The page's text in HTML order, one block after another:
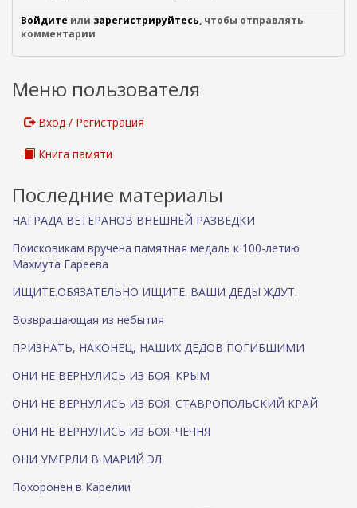
а
Войдите или зарегистрируйтесь, чтобы отправлять
комментарии
Меню пользователя
Вход / Регистрация
Книга памяти
Последние материалы
НАГРАДА ВЕТЕРАНОВ ВНЕШНЕЙ РАЗВЕДКИ
Поисковикам вручена памятная медаль к 100-летию
Махмута Гареева
ИЩИТЕ.ОБЯЗАТЕЛЬНО ИЩИТЕ. ВАШИ ДЕДЫ ЖДУТ.
Возвращающая из небытия
ПРИЗНАТЬ, НАКОНЕЦ, НАШИХ ДЕДОВ ПОГИБШИМИ
ОНИ НЕ ВЕРНУЛИСЬ ИЗ БОЯ. КРЫМ
ОНИ НЕ ВЕРНУЛИСЬ ИЗ БОЯ. СТАВРОПОЛЬСКИЙ КРАЙ
ОНИ НЕ ВЕРНУЛИСЬ ИЗ БОЯ. ЧЕЧНЯ
ОНИ УМЕРЛИ В МАРИЙ ЭЛ
Похоронен в Карелии